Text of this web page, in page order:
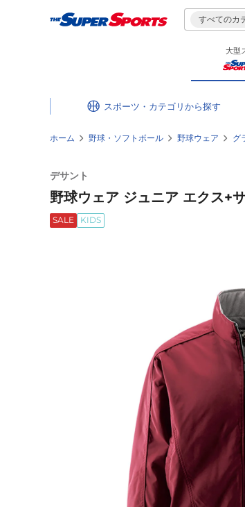
すべてのカ
大型
スポーツ・カテゴリ
ホーム 野球・ソフトボール 野球ウェア グ
デサント
野球ウェア ジュニア エクス+
SALE KIDS